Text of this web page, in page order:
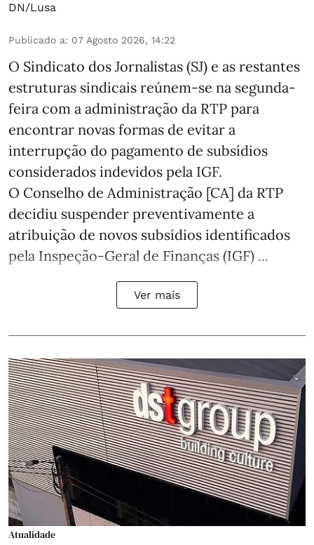
DN/Lusa
Publicado a: 07 Agosto 2026, 14:22
O Sindicato dos Jornalistas (SJ) e as restantes
estruturas sindicais reúnem-se na segunda-
feira com a administração da RTP para
encontrar novas formas de evitar a
interrupção do pagamento de subsídios
considerados indevidos pela IGF.
O Conselho de Administração [CA] da RTP
decidiu suspender preventivamente a
atribuição de novos subsídios identificados
pela Inspeção-Geral de Finanças (IGF) ...
Ver mais
Atualidade